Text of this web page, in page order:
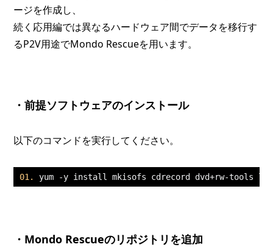
ージを作成し、
続く応用編では異なるハードウェア間でデータを移行す
るP2V用途でMondo Rescueを用います。
・前提ソフトウェアのインストール
以下のコマンドを実行してください。
yum -y install mkisofs cdrecord dvd+rw-tools lzo
・Mondo Rescueのリポジトリを追加